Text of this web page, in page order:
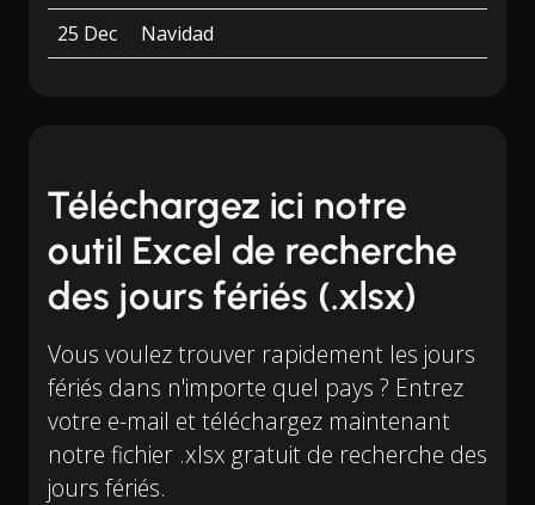
25 Dec
Navidad
Téléchargez ici notre
outil Excel de recherche
des jours fériés (.xlsx)
Vous voulez trouver rapidement les jours
fériés dans n'importe quel pays ? Entrez
votre e-mail et téléchargez maintenant
notre fichier .xlsx gratuit de recherche des
jours fériés.